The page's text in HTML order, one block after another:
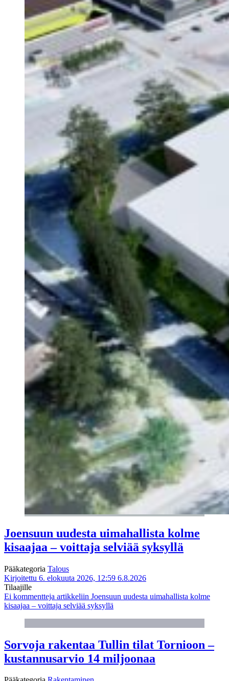
Joensuun uudesta uimahallista kolme
kisaajaa – voittaja selviää syksyllä
Pääkategoria Talous
Kirjoitettu 6. elokuuta 2026, 12:59 6.8.2026
Tilaajille
Ei kommentteja artikkeliin Joensuun uudesta uimahallista kolme
kisaajaa – voittaja selviää syksyllä
Sorvoja rakentaa Tullin tilat Tornioon –
kustannusarvio 14 miljoonaa